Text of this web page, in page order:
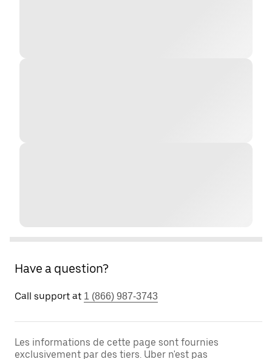
Have a question?
Call support at 1 (866) 987-3743
Les informations de cette page sont fournies
exclusivement par des tiers. Uber n'est pas